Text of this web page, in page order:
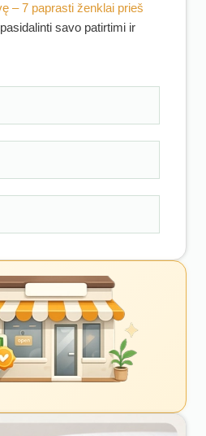
– 7 paprasti ženklai prieš
savo patirtimi ir